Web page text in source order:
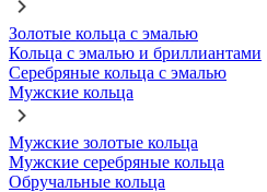
Золотые кольца с эмалью
Кольца с эмалью и бриллиантами
Серебряные кольца с эмалью
Мужские кольца
Мужские золотые кольца
Мужские серебряные кольца
Обручальные кольца